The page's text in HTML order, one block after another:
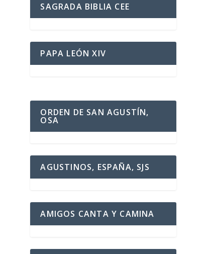
SAGRADA BIBLIA CEE
PAPA LEÓN XIV
ORDEN DE SAN AGUSTÍN,
OSA
AGUSTINOS, ESPAÑA, SJS
AMIGOS CANTA Y CAMINA